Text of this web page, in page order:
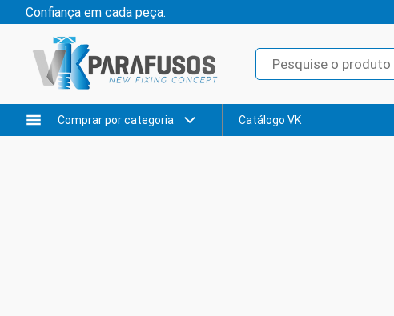
Confiança em cada peça.
Comprar por categoria Catálogo VK